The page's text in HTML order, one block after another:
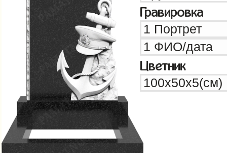
Гравировка
Цветник